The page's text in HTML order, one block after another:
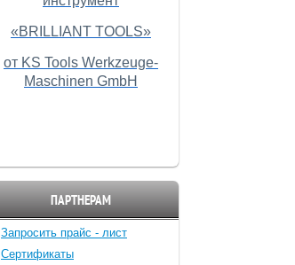
«BRILLIANT TOOLS»
от KS Tools Werkzeuge-
Maschinen GmbH
ПАРТНЕРАМ
Запросить прайс - лист
Cертификаты